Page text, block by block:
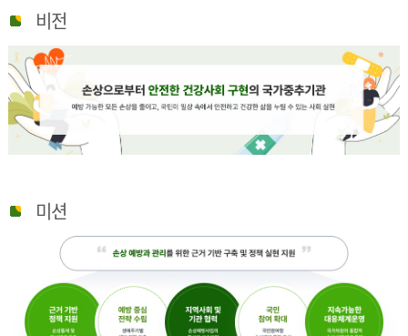
비전
미션